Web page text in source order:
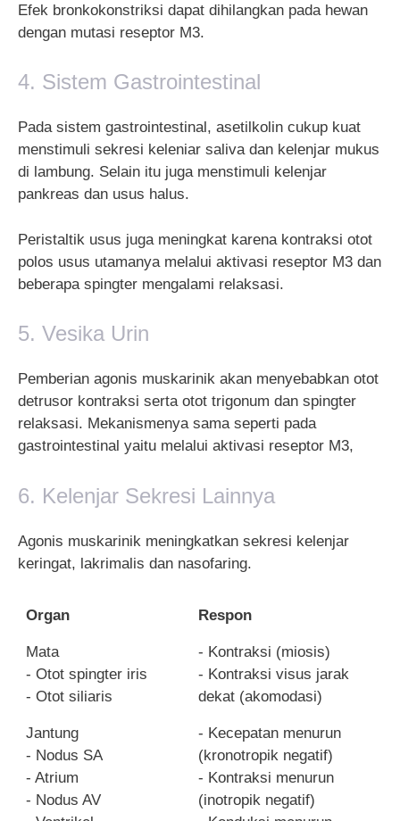
Efek bronkokonstriksi dapat dihilangkan pada hewan
dengan mutasi reseptor M3.
4. Sistem Gastrointestinal
Pada sistem gastrointestinal, asetilkolin cukup kuat
menstimuli sekresi keleniar saliva dan kelenjar mukus
di lambung. Selain itu juga menstimuli kelenjar
pankreas dan usus halus.
Peristaltik usus juga meningkat karena kontraksi otot
polos usus utamanya melalui aktivasi reseptor M3 dan
beberapa spingter mengalami relaksasi.
5. Vesika Urin
Pemberian agonis muskarinik akan menyebabkan otot
detrusor kontraksi serta otot trigonum dan spingter
relaksasi. Mekanismenya sama seperti pada
gastrointestinal yaitu melalui aktivasi reseptor M3,
6. Kelenjar Sekresi Lainnya
Agonis muskarinik meningkatkan sekresi kelenjar
keringat, lakrimalis dan nasofaring.
Organ Respon
Mata
- Otot spingter iris
- Otot siliaris
- Kontraksi (miosis)
- Kontraksi visus jarak
dekat (akomodasi)
Jantung
- Nodus SA
- Atrium
- Nodus AV
- Kecepatan menurun
(kronotropik negatif)
- Kontraksi menurun
(inotropik negatif)